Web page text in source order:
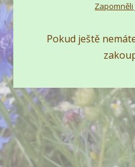
Pokud ještě